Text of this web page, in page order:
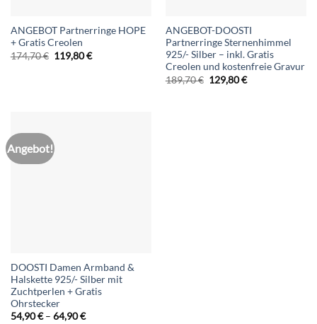
ANGEBOT Partnerringe HOPE
+ Gratis Creolen
174,70€ Ursprünglicher
Preis
119,80€Aktueller
ANGEBOT-DOOSTI
Partnerringe Sternenhimmel
925/- Silber – inkl. Gratis
Creolen und kostenfreie Gravur
189,70€ Ursprünglicher
Preis
129,80€Aktueller
Angebot!
DOOSTI Damen Armband &
Halskette 925/- Silber mit
Zuchtperlen + Gratis
Ohrstecker
54,90€ – 64,90€Preisspanne: